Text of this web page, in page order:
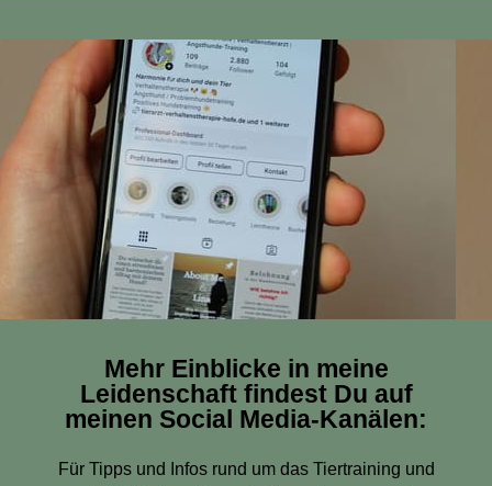
Mehr Einblicke in meine
Leidenschaft findest Du auf
meinen Social Media-Kanälen:
Für Tipps und Infos rund um das Tiertraining und